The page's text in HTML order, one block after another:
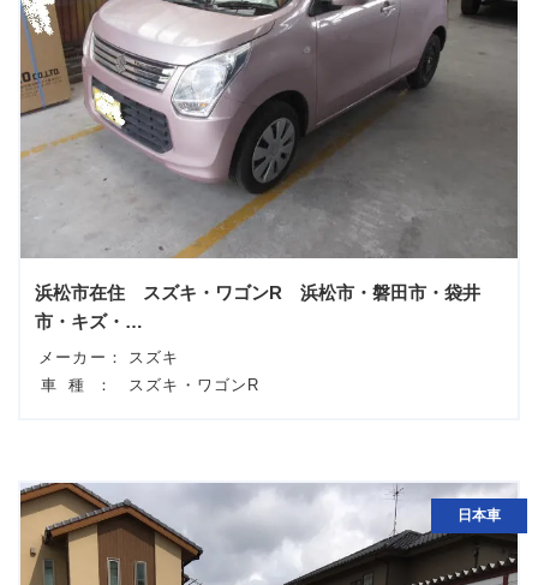
浜松市在住 スズキ・ワゴンR 浜松市・磐田市・袋井
市・キズ・…
メーカー：
スズキ
車種：
スズキ・ワゴンR
日本車